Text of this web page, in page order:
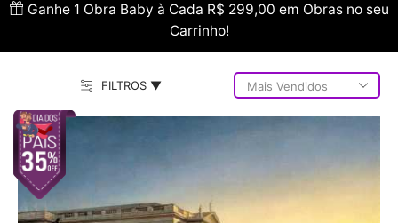
Ganhe 1 Obra Baby à Cada R$ 299,00 em Obras no seu
Carrinho!
FILTROS ▼